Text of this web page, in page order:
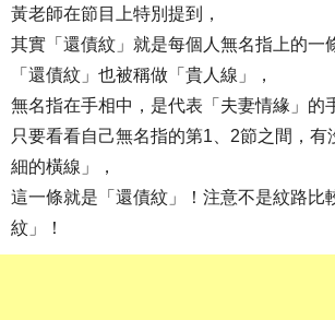
黃老師在節目上特別提到，
其實「還債紋」就是每個人無名指上的一
「還債紋」也被稱做「貴人線」，
無名指在手相中，是代表「夫妻情緣」的
只要看看自己無名指的第1、2節之間，有
細的橫線」，
這一條就是「還債紋」！注意不是紋路比
紋」！